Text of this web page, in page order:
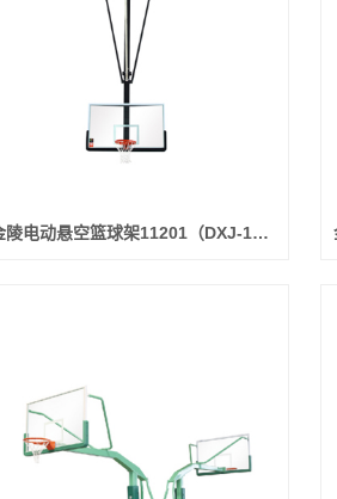
金陵电动悬空篮球架11201（DXJ-1B）